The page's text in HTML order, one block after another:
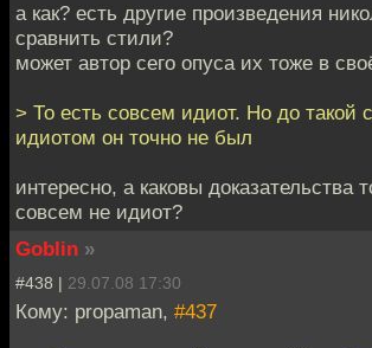
а как? есть другие произведения
сравнить стили?
может автор сего опуса их тоже в
> То есть совсем идиот. Но до такой
идиотом он точно не был
интересно, а каковы доказательства
совсем не идиот?
Goblin »
#438 | 29.07.08 17:30
Кому: propaman, #437